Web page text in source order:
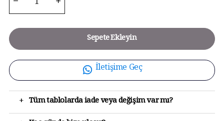
Sepete Ekleyin
İletişime Geç
+ Tüm tablolarda iade veya değişim var mı?